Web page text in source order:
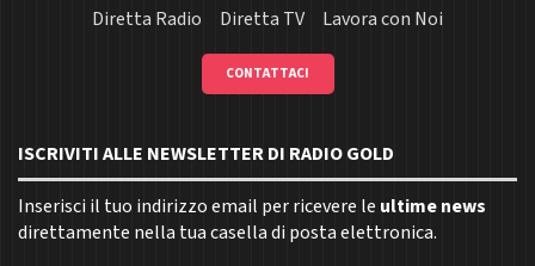
Diretta Radio
Diretta TV Lavora con Noi
CONTATTACI
ISCRIVITI ALLE NEWSLETTER DI RADIO GOLD
Inserisci il tuo indirizzo email per ricevere le ultime news
direttamente nella tua casella di posta elettronica.